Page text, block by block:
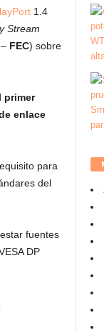
1.4
Stream
– FEC) sobre
primer
enlace
para
del
fuentes
DP